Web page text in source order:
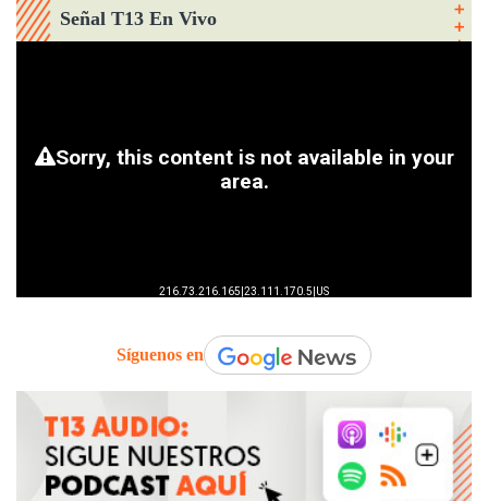
Señal T13 En Vivo
Síguenos en